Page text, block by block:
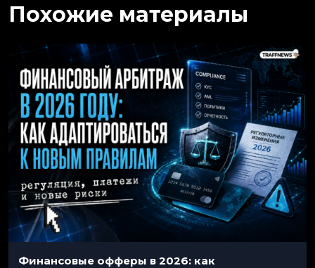
Похожие материалы
Финансовые офферы в 2026: как